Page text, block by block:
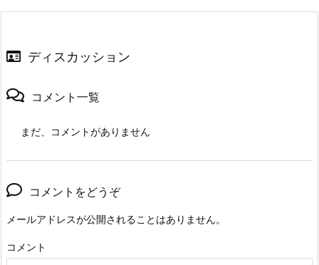
ディスカッション
コメント一覧
まだ、コメントがありません
コメントをどうぞ
メールアドレスが公開されることはありません。
コメント